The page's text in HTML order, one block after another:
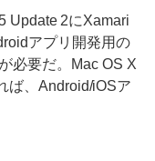
Update 2にXamari
アプリ開発用の
必要だ。Mac OS X
ば、Android/iOSア